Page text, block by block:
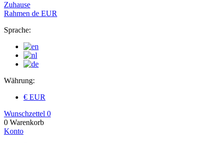
Zuhause
Rahmen de EUR
Sprache:
Währung:
€ EUR
Wunschzettel 0
0 Warenkorb
Konto